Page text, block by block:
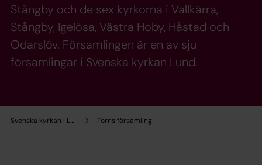
Svenska kyrkan i Lund Torns församling
Stångby och de sex kyrkorna i Vallkärra,
Stångby, Igelösa, Västra Hoby, Håstad och
Odarslöv. Församlingen är en av sju
församlingar i Svenska kyrkan Lund.